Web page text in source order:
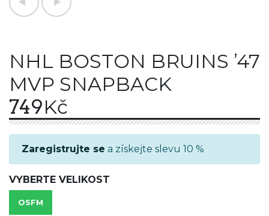
NHL BOSTON BRUINS ’47
MVP SNAPBACK
749Kč
Zaregistrujte se a získejte slevu 10 %
VYBERTE VELIKOST
OSFM